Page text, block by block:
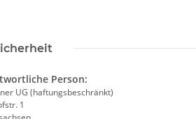
Person:
UG (haftungsbeschränkt)
1